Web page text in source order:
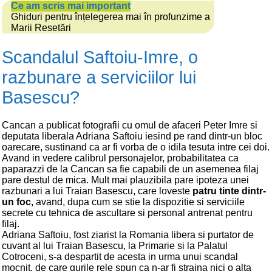
Ce am scris mai important
Ghiduri pentru înțelegerea mai în profunzime a
Marii Resetări
Scandalul Saftoiu-Imre, o
razbunare a serviciilor lui
Basescu?
Cancan a publicat fotografii cu omul de afaceri Peter Imre si
deputata liberala Adriana Saftoiu iesind pe rand dintr-un bloc
oarecare, sustinand ca ar fi vorba de o idila tesuta intre cei doi.
Avand in vedere calibrul personajelor, probabilitatea ca
paparazzi de la Cancan sa fie capabili de un asemenea filaj
pare destul de mica. Mult mai plauzibila pare ipoteza unei
razbunari a lui Traian Basescu, care loveste patru tinte dintr-
un foc, avand, dupa cum se stie la dispozitie si serviciile
secrete cu tehnica de ascultare si personal antrenat pentru
filaj.
Adriana Saftoiu, fost ziarist la Romania libera si purtator de
cuvant al lui Traian Basescu, la Primarie si la Palatul
Cotroceni, s-a despartit de acesta in urma unui scandal
mocnit, de care gurile rele spun ca n-ar fi straina nici o alta